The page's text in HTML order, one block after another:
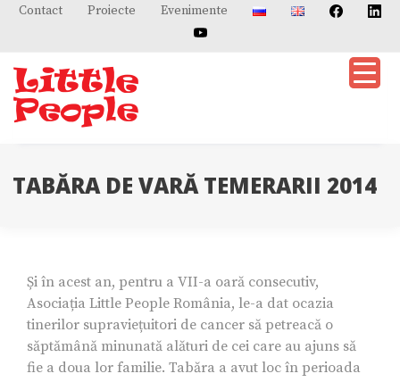
SkipContact Proiecte Evenimente
TABĂRA DE VARĂ TEMERARII 2014
Și în acest an, pentru a VII-a oară consecutiv,
Asociația Little People România, le-a dat ocazia
tinerilor supraviețuitori de cancer să petreacă o
săptămână minunată alături de cei care au ajuns să
fie a doua lor familie. Tabăra a avut loc în perioada